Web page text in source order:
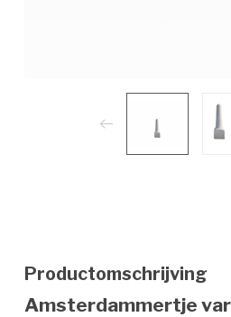
Productomschrijving
Amsterdammertje